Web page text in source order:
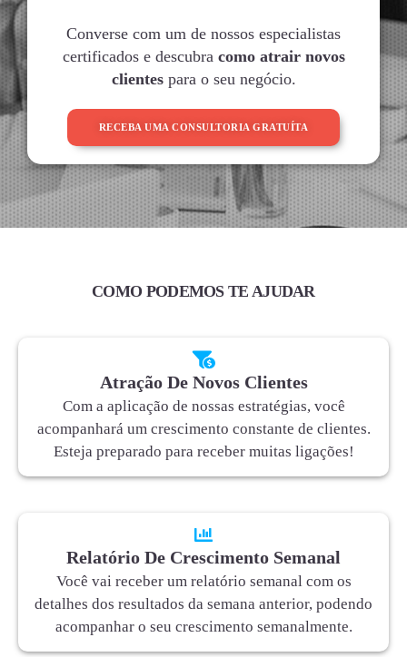
Converse com um de nossos especialistas
certificados e descubra como atrair novos
clientespara o seu negócio.
RECEBA UMA CONSULTORIA GRATUÍTA
COMO PODEMOS TE AJUDAR
Atração De Novos Clientes
Com a aplicação de nossas estratégias, você
acompanhará um crescimento constante de clientes.
Esteja preparado para receber muitas ligações!
Relatório De Crescimento Semanal
Você vai receber um relatório semanal com os
detalhes dos resultados da semana anterior, podendo
acompanhar o seu crescimento semanalmente.